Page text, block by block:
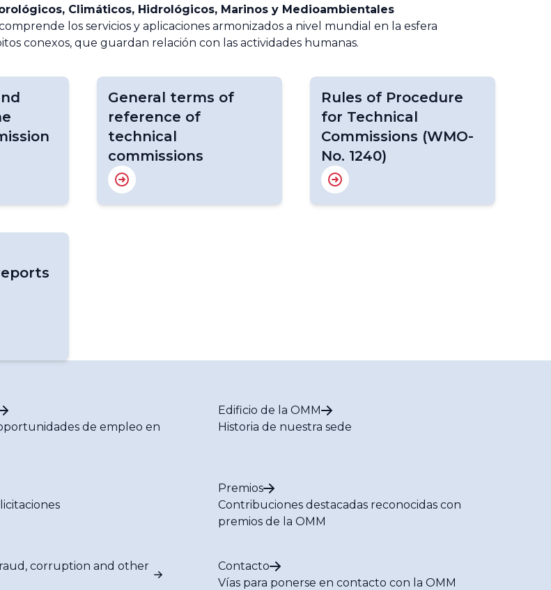
Climáticos, Hidrológicos, Marinos y Medioambientales
los servicios y aplicaciones armonizados a nivel mundial en la esfera
conexos, que guardan relación con las actividades humanas.
General terms of
reference of
technical
commissions
Rules of Procedure
for Technical
Commissions (WMO-
No. 1240)
de empleo en
Edificio de la OMM
Historia de nuestra sede
Premios
Contribuciones destacadas reconocidas con
premios de la OMM
corruption and other
Contacto
Vías para ponerse en contacto con la OMM